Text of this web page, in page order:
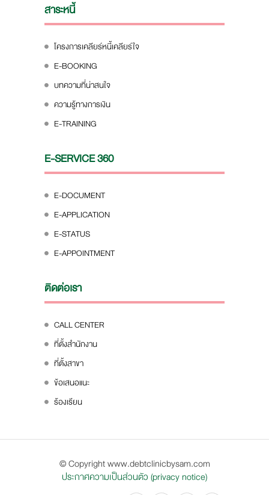
สาระหนี้
โครงการเคลียร์หนี้เคลียร์ใจ
E-BOOKING
บทความที่น่าสนใจ
ความรู้ทางการเงิน
E-TRAINING
E-SERVICE 360
E-DOCUMENT
E-APPLICATION
E-STATUS
E-APPOINTMENT
ติดต่อเรา
CALL CENTER
ที่ตั้งสำนักงาน
ที่ตั้งสาขา
ข้อเสนอแนะ
ร้องเรียน
© Copyright www.debtclinicbysam.com
ประกาศความเป็นส่วนตัว (privacy notice)